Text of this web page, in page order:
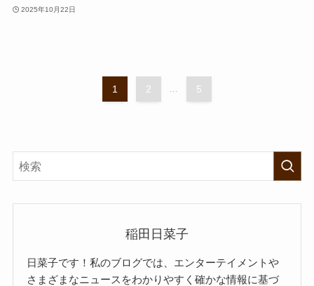
2025年10月22日
1 2 ... 5
稲田日菜子
日菜子です！私のブログでは、エンターテイメントや
さまざまなニュースをわかりやすく確かな情報に基づ